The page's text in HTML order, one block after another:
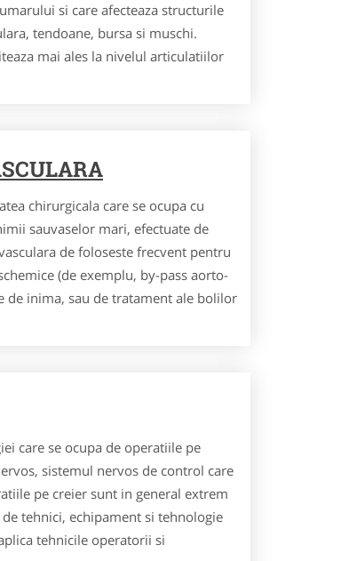
si care afecteaza structurile
tendoane, bursa si muschi.
mai ales la nivelul articulatiilor
chirurgicala care se ocupa cu
sauvaselor mari, efectuate de
de foloseste frecvent pentru
(de exemplu, by-pass aorto-
de inima, sau de tratament ale bolilor
care se ocupa de operatiile pe
sistemul nervos de control care
pe creier sunt in general extrem
tehnici, echipament si tehnologie
tehnicile operatorii si